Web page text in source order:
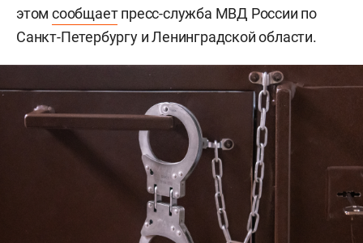
этом сообщаетпресс-служба МВД России по
Санкт-Петербургу и Ленинградской области.